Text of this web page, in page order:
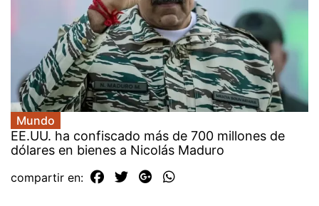
Mundo
EE.UU. ha confiscado más de 700 millones de
dólares en bienes a Nicolás Maduro
compartir en: